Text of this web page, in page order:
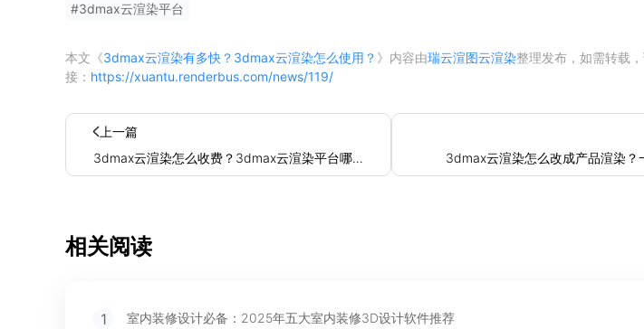
#3dmax云渲染平台
本文《3dmax云渲染有多快？3dmax云渲染怎么使用？ 》内容由瑞云渲图云渲染整理发布，如需转载
接： https://xuantu.renderbus.com/news/119/
上一篇
3dmax云渲染怎么收费？3dmax云渲染平台哪
个好？
3dmax云渲染怎么改成产品渲染？
相关阅读
1 室内装修设计必备：2025年五大室内装修3D设计软件推荐